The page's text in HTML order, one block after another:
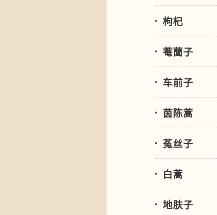
枸杞
菴䕡子
车前子
茵陈蒿
菟丝子
白蒿
地肤子